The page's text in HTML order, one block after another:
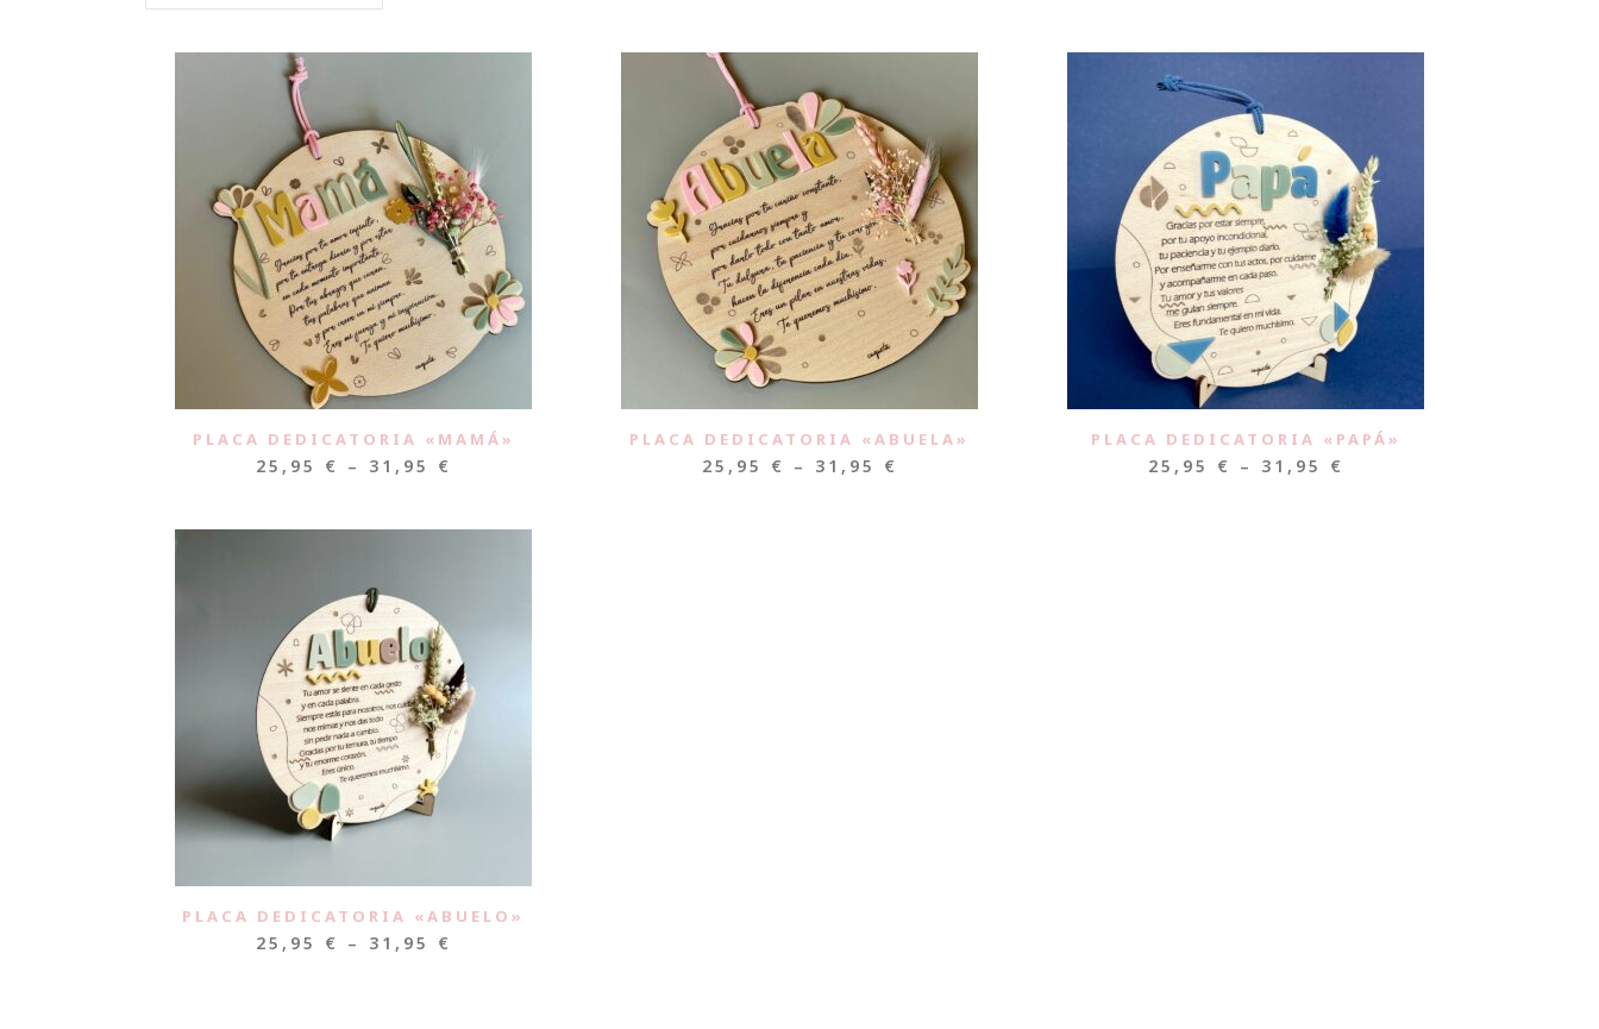
PLACA DEDICATORIA «MAMÁ»
25,95 € – 31,95 €
PLACA DEDICATORIA «ABUELA»
25,95 € – 31,95 €
PLACA DEDICATORIA «PAPÁ»
25,95 € – 31,95 €
PLACA DEDICATORIA «ABUELO»
25,95 € – 31,95 €